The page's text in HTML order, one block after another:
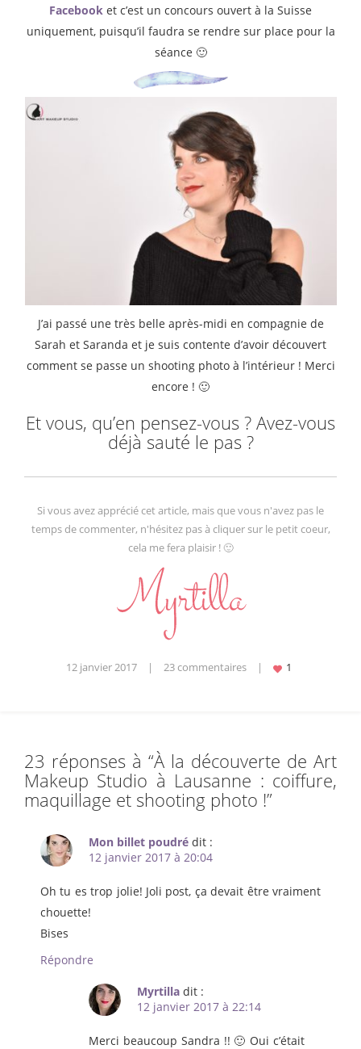
Facebook et c’est un concours ouvert à la Suisse
uniquement, puisqu’il faudra se rendre sur place pour la
séance 🙂
J’ai passé une très belle après-midi en compagnie de
Sarah et Saranda et je suis contente d’avoir découvert
comment se passe un shooting photo à l’intérieur ! Merci
encore ! 🙂
Et vous, qu’en pensez-vous ? Avez-vous
déjà sauté le pas ?
Si vous avez apprécié cet article, mais que vous n'avez pas le
temps de commenter, n'hésitez pas à cliquer sur le petit coeur,
cela me fera plaisir ! 🙂
12 janvier 2017 | 23 commentaires |
23 réponses à “À la découverte de Art
Makeup Studio à Lausanne : coiffure,
maquillage et shooting photo !”
Mon billet poudré dit :
12 janvier 2017 à 20:04
Oh tu es trop jolie! Joli post, ça devait être vraiment
chouette!
Bises
Répondre
Myrtilla dit :
12 janvier 2017 à 22:14
Merci beaucoup Sandra !! 🙂 Oui c’était